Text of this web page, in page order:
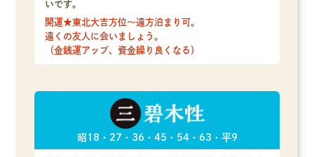
いです。
開運★東北大吉方位～遠方泊まり可。
遠くの友人に会いましょう。
（金銭運アップ、資金繰り良くなる）
昭18・27・36・45・54・63・平9